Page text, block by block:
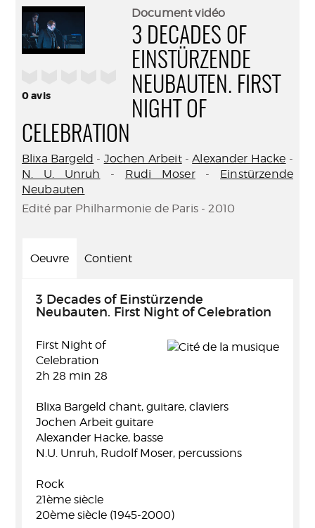
0avis
Document vidéo
3 DECADES OF
EINSTÜRZENDE
NEUBAUTEN. FIRST
NIGHT OF
CELEBRATION
Blixa Bargeld - Jochen Arbeit-Alexander Hacke -
N. U. Unruh - Rudi Moser- Einstürzende
Neubauten
Edité par Philharmonie de Paris - 2010
Oeuvre Contient
3 Decades of Einstürzende
Neubauten. First Night of Celebration
First Night of
Celebration
2h 28 min 28
Blixa Bargeld chant, guitare, claviers
Jochen Arbeit guitare
Alexander Hacke, basse
N.U. Unruh, Rudolf Moser, percussions
Rock
21ème siècle
20ème siècle (1945-2000)